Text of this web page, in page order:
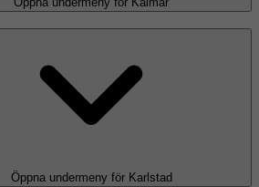
Öppna undermeny för Karlstad